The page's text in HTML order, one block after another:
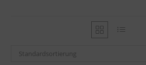
Standardsortierung